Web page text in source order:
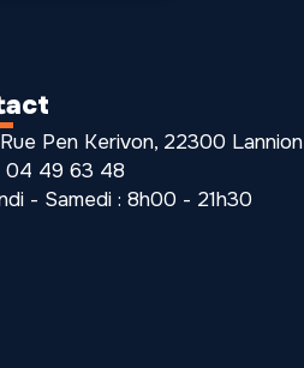
Pen Kerivon, 22300 Lannion
04 49 63 48
- Samedi : 8h00 - 21h30